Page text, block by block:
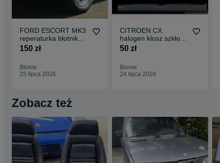
FORD ESCORT MK3
reperaturka błotnika
prawy tył 4D 1980-
klocki tarcze
hamulcowe do
150 zł
Błonie
25 lipca 2026
CITROEN CX
halogen klosz szkło
75-89 ORYGINAŁ
tarcze hamulcowe do
wszystkich modeli
50 zł
Błonie
24 lipca 2026
Zobacz też